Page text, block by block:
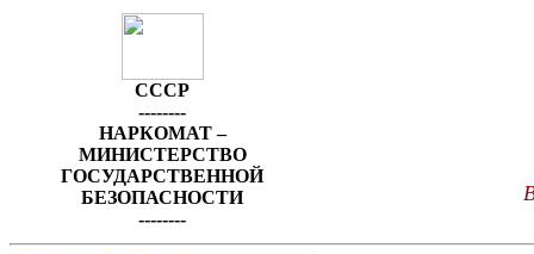
СССР
--------
НАРКОМАТ –
МИНИСТЕРСТВО
ГОСУДАРСТВЕННОЙ
БЕЗОПАСНОСТИ
--------